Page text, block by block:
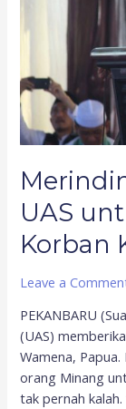
UAS
Korban
Leave a
PEKANBARU
(UAS)
Wamena,
orang Minang
tak pernah
Minang
Kerusuhan
Wamena